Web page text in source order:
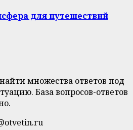
для путешествий
множества ответов под
База вопросов-ответов